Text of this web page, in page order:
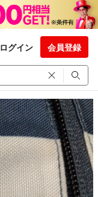
ログイン 会員登録